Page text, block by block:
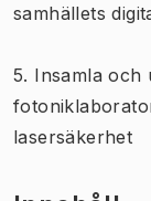
samhällets
5. Insamla och
lasersäkerhet